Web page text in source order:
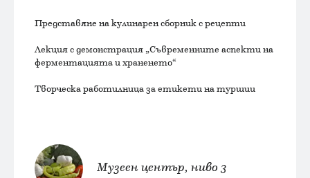
Представяне на кулинарен сборник с рецепти
Лекция с демонстрация „Съвременните аспекти на
ферментацията и храненето“
Творческа работилница за етикети на туршии
Музеен център, ниво 3